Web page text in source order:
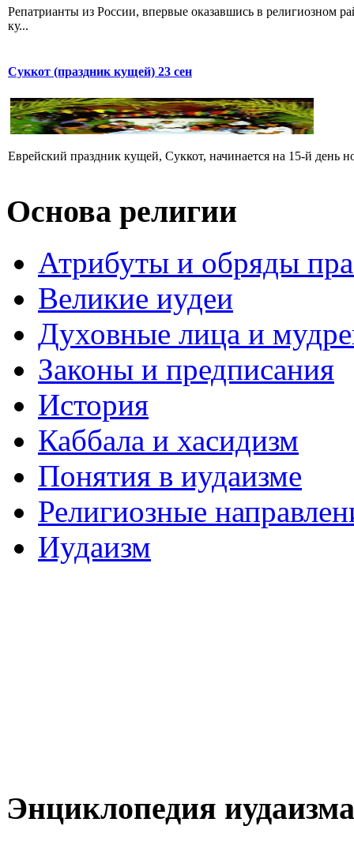
Репатрианты из России, впервые оказавшись в
ку...
Суккот (праздник кущей) 23 сен
Еврейский праздник кущей, Суккот, начинается на 15-й день
Основа религии
Атрибуты и обряды
Великие иудеи
Духовные лица и
Законы и предписания
История
Каббала и хасидизм
Понятия в иудаизме
Религиозные
Иудаизм
Энциклопедия иудаизма